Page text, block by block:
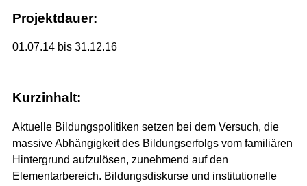
Projektdauer:
01.07.14 bis 31.12.16
Kurzinhalt:
Aktuelle Bildungspolitiken setzen bei dem Versuch, die
massive Abhängigkeit des Bildungserfolgs vom familiären
Hintergrund aufzulösen, zunehmend auf den
Elementarbereich. Bildungsdiskurse und institutionelle